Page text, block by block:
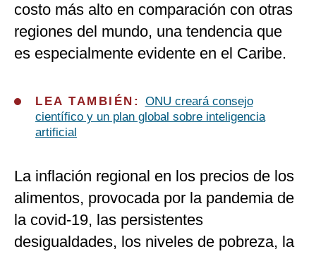
costo más alto en comparación con otras
regiones del mundo, una tendencia que
es especialmente evidente en el Caribe.
LEA TAMBIÉN: ONU creará consejo
científico y un plan global sobre inteligencia
artificial
La inflación regional en los precios de los
alimentos, provocada por la pandemia de
la covid-19, las persistentes
desigualdades, los niveles de pobreza, la